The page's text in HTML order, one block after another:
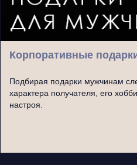
Корпоративные
Подбирая подарки мужчинам
характера получателя, его
настроя.